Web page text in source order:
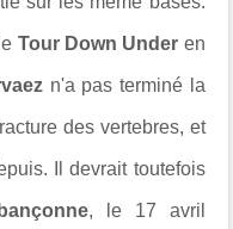
Tour Down Under en
n'a pas terminé la
des vertebres, et
Il devrait toutefois
, le 17 avril